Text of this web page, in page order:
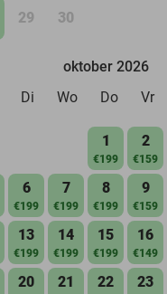
29 30
oktober 2026
Di Wo Do Vr
1
€199
2
€159
6
€199
7
€199
8
€199
9
€159
13
€199
14
€199
15
€199
16
€149
20 21 22 23